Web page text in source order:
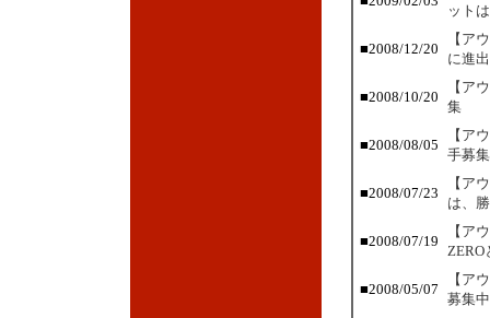
ット
■2008/12/20
【ア
に進
■2008/10/20
【ア
集
■2008/08/05
【ア
手募
■2008/07/23
【ア
は、
■2008/07/19
【ア
ZERO
■2008/05/07
【ア
募集中